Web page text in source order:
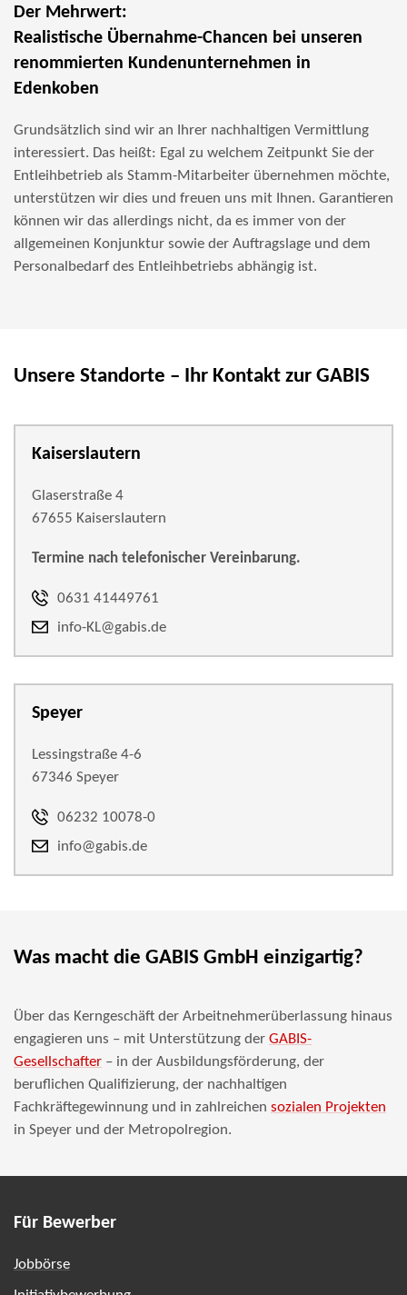
Der Mehrwert:
Realistische Übernahme-Chancen bei unseren
renommierten Kundenunternehmen in
Edenkoben
Grundsätzlich sind wir an Ihrer nachhaltigen Vermittlung
interessiert. Das heißt: Egal zu welchem Zeitpunkt Sie der
Entleihbetrieb als Stamm-Mitarbeiter übernehmen möchte,
unterstützen wir dies und freuen uns mit Ihnen. Garantieren
können wir das allerdings nicht, da es immer von der
allgemeinen Konjunktur sowie der Auftragslage und dem
Personalbedarf des Entleihbetriebs abhängig ist.
Unsere Standorte – Ihr Kontakt zur GABIS
Kaiserslautern
Glaserstraße 4
67655 Kaiserslautern
Termine nach telefonischer Vereinbarung.
0631 41449761
info-KL@gabis.de
Speyer
Lessingstraße 4-6
67346 Speyer
06232 10078-0
info@gabis.de
Was macht die GABIS GmbH einzigartig?
Über das Kerngeschäft der Arbeitnehmerüberlassung hinaus
engagieren uns – mit Unterstützung der GABIS-
Gesellschafter – in der Ausbildungsförderung, der
beruflichen Qualifizierung, der nachhaltigen
Fachkräftegewinnung und in zahlreichen sozialen Projekten
in Speyer und der Metropolregion.
Für Bewerber
Jobbörse